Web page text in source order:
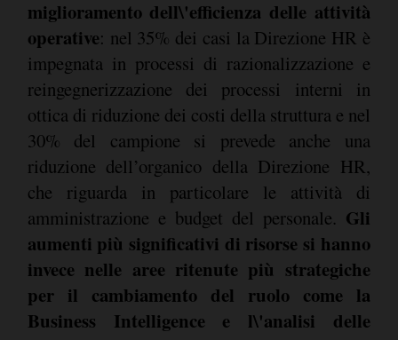
miglioramento dell\'efficienza delle attività
operative: nel 35% dei casi la Direzione HR è
impegnata in processi di razionalizzazione e
reingegnerizzazione dei processi interni in
ottica di riduzione dei costi della struttura e nel
30% del campione si prevede anche una
riduzione dell’organico della Direzione HR,
che riguarda in particolare le attività di
amministrazione e budget del personale. Gli
aumenti più significativi di risorse si hanno
invece nelle aree ritenute più strategiche
per il cambiamento del ruolo come la
Business Intelligence e l\'analisi delle